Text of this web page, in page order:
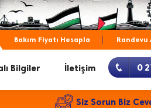
Bakım Fiyatı Hesapla Randevu
Bilgiler İletişim 0
Siz Sorun Biz